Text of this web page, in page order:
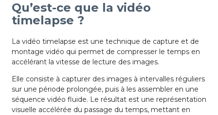
Qu’est-ce que la vidéo
timelapse ?
La vidéo timelapse est une technique de capture et de
montage vidéo qui permet de compresser le temps en
accélérant la vitesse de lecture des images.
Elle consiste à capturer des images à intervalles réguliers
sur une période prolongée, puis à les assembler en une
séquence vidéo fluide. Le résultat est une représentation
visuelle accélérée du passage du temps, mettant en